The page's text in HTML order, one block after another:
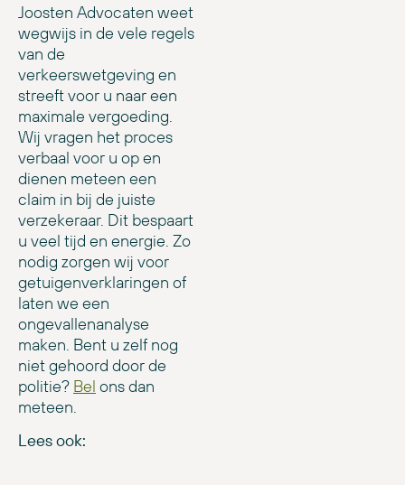
Joosten Advocaten weet
wegwijs in de vele regels
van de
verkeerswetgeving en
streeft voor u naar een
maximale vergoeding.
Wij vragen het proces
verbaal voor u op en
dienen meteen een
claim in bij de juiste
verzekeraar. Dit bespaart
u veel tijd en energie. Zo
nodig zorgen wij voor
getuigenverklaringen of
laten we een
ongevallenanalyse
maken. Bent u zelf nog
niet gehoord door de
politie? Bel ons dan
meteen.
Lees ook: